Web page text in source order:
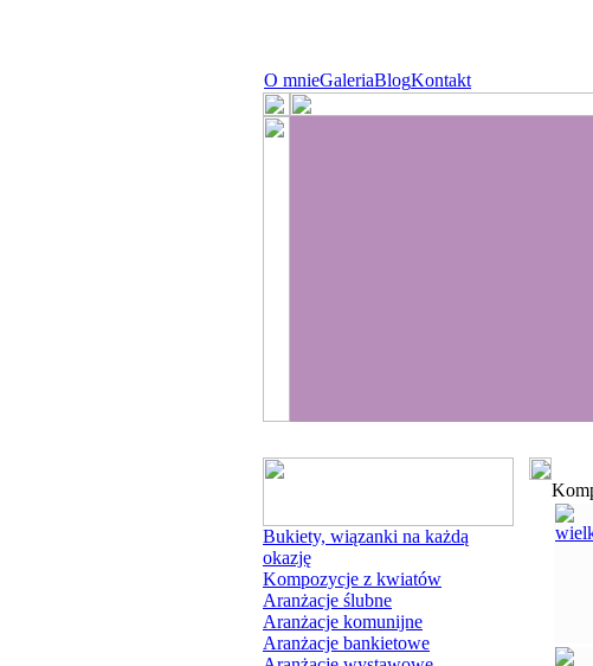
O mnieGaleriaBlogKontakt
Bukiety, wiązanki na każdą
okazję
Kompozycje z kwiatów
Aranżacje ślubne
Aranżacje komunijne
Aranżacje bankietowe